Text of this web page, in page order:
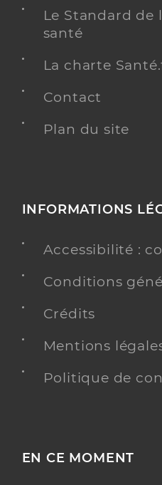
Spécialités
Infirmier
Adresse
13 Rue Marcel Cerdan,
Téléphone
0033604467284
Torrec Caroline
Professionel
Infirmier
Adresse
56 Rue Jean Jaurès,
Conventionné
PRENDRE
Le Standard de
santé
La charte
Contact
Plan du site
INFORMATIONS
Accessibilité :
Conditions
Crédits
Mentions
Politique de
EN CE MOMENT